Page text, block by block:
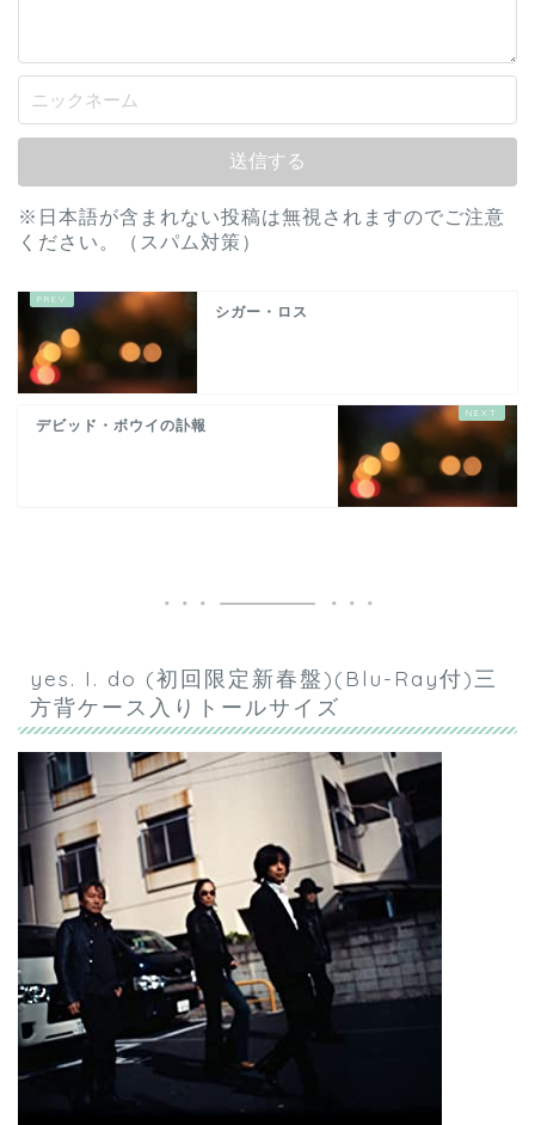
※日本語が含まれない投稿は無視されますのでご注意
ください。（スパム対策）
シガー・ロス
デビッド・ボウイの訃報
yes. I. do (初回限定新春盤)(Blu-Ray付)三
方背ケース入りトールサイズ